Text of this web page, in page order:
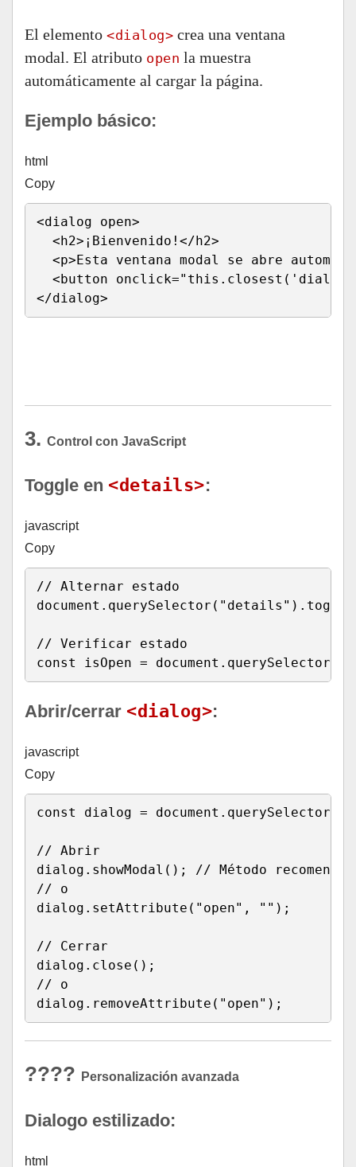
El elemento <dialog> crea una ventana
modal. El atributo open la muestra
automáticamente al cargar la página.
Ejemplo básico:
html
Copy
<dialog open>
<h2> ¡Bienvenido! </h2>
<p>Esta ventana modal se abre
<button onclick=" this . closest ( 'dialog'
</dialog>
3. Control con JavaScript
Toggle en <details>:
javascript
Copy
// Alternar estado
document . querySelector ( "details" ) .
// Verificar estado
const
isOpen = document . querySelector
Abrir/cerrar <dialog>:
javascript
Copy
const dialog = document . querySelector
// Abrir
dialog . showModal ( ) ;
// Método
// o
dialog . setAttribute ( "open" , "" ) ;
// Cerrar
dialog . close ( ) ;
// o
dialog . removeAttribute ( "open" ) ;
???? Personalización avanzada
Dialogo estilizado:
html